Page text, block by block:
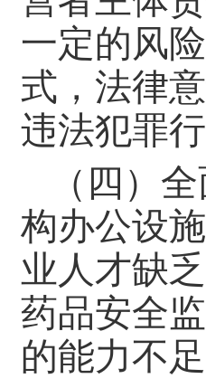
一定的风
式，法律
违法犯罪
（四）
构办公设
业人才缺
药品安全
的能力不